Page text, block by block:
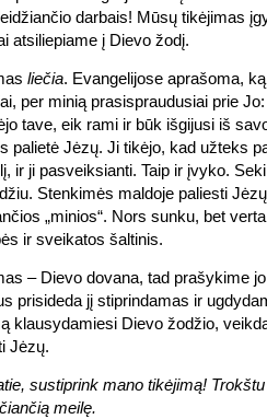
darbais! Mūsų tikėjimas
atsiliepiame į Dievo žodį.
liečia. Evangelijose aprašoma,
per minią prasispraudusiai prie
tave, eik rami ir būk išgijusi iš
palietė Jėzų. Ji tikėjo, kad užteks
ir ji pasveiksianti. Taip ir įvyko.
Stenkimės maldoje paliesti
„minios“. Nors sunku, bet
ir sveikatos šaltinis.
– Dievo dovana, tad prašykime
prisideda jį stiprindamas ir
klausydamiesi Dievo žodžio,
Jėzų.
sustiprink mano tikėjimą!
meilę.